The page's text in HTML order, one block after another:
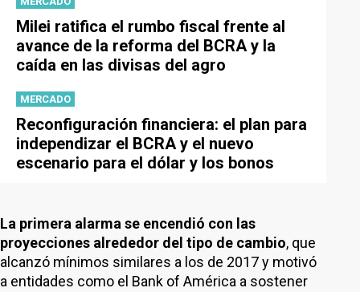
Milei ratifica el rumbo fiscal frente al
avance de la reforma del BCRA y la
caída en las divisas del agro
MERCADO
Reconfiguración financiera: el plan para
independizar el BCRA y el nuevo
escenario para el dólar y los bonos
La primera alarma se encendió con las
proyecciones alrededor del tipo de cambio, que
alcanzó mínimos similares a los de 2017 y motivó
a entidades como el Bank of América a sostener